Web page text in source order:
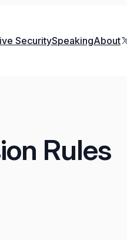
SecuritySpeakingAboutX
Rules